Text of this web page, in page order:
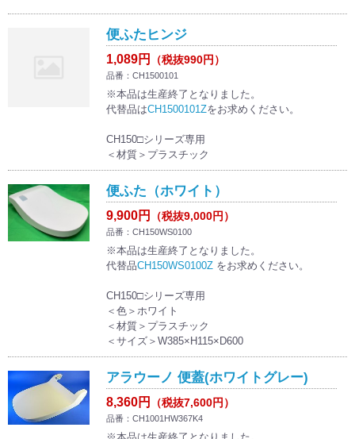
便ふたヒンジ
1,089円 （税抜990円）
品番：CH1500101
※本品は生産終了となりました。
代替品はCH1500101Zをお求めください。
CH150□シリーズ専用
＜材質＞プラスチック
便ふた（ホワイト）
9,900円 （税抜9,000円）
品番：CH150WS0100
※本品は生産終了となりました。
代替品CH150WS0100Zをお求めください。
CH150□シリーズ専用
＜色＞ホワイト
＜材質＞プラスチック
＜サイズ＞W385×H115×D600
アラウーノ 便蓋(ホワイトグレー)
8,360円 （税抜7,600円）
品番：CH1001HW367K4